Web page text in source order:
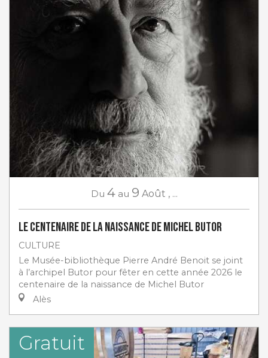
Du 4 au 9 Août , ...
Le centenaire de la naissance de Michel Butor
CULTURE
Le Musée-bibliothèque Pierre André Benoit se joint
à l’archipel Butor pour fêter en cette année 2026 le
centenaire de la naissance de Michel Butor
Alès
Gratuit